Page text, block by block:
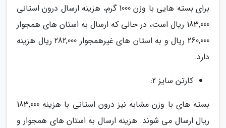
برای بسته هایی با وزن 1000 گرم، هزینه ارسال درون استانی
183,000 ریال است، در حالی که ارسال به استان های همجوار
260,000 ریال و به استان های غیرهمجوار 282,000 ریال هزینه
دارد.
کارتن سایز 2:
بسته های با وزن مشابه نیز درون استانی با هزینه 183,000
ریال ارسال می شوند. هزینه ارسال به استان های همجوار و